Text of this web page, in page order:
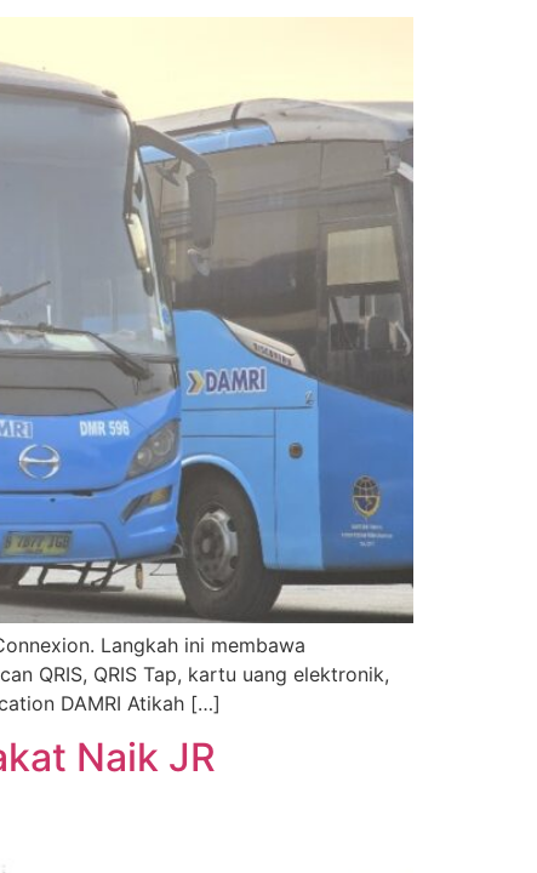
Langkah ini membawa
QRIS, QRIS Tap, kartu uang elektronik,
DAMRI Atikah […]
Naik JR